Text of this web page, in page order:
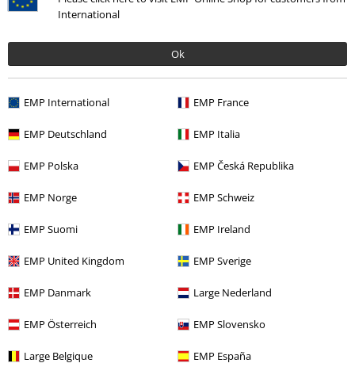
International
Ok
EMP International EMP France
EMP Deutschland EMP Italia
EMP Polska EMP Česká Republika
EMP Norge EMP Schweiz
EMP Suomi EMP Ireland
EMP United Kingdom EMP Sverige
EMP Danmark Large Nederland
EMP Österreich EMP Slovensko
Large Belgique EMP España
BSC Mitgliedschaft kündigen
Zahlungsarten
Angebote für dich
Magazin
Gewinnspiele
EMP Gutscheine bestellen
EMP Backstage Club
Studentenrabatt